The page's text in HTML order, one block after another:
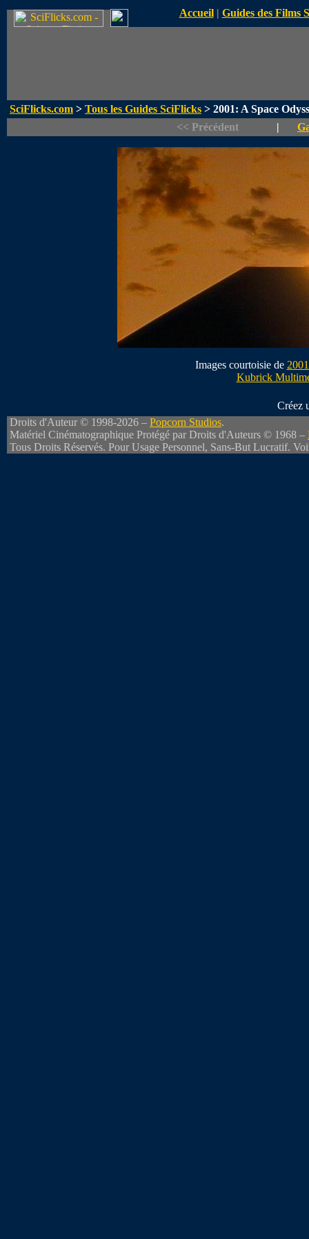
Accueil| Guides des Films
SciFlicks.com > Tous les Guides SciFlicks > 2001: A Space
<< Précédent
|
Images courtoisie de
Kubrick
Créez
Droits d'Auteur © 1998-2026 – Popcorn Studios.
Matériel Cinématographique Protégé par Droits d'Auteurs © 1968 –
Tous Droits Réservés. Pour Usage Personnel, Sans-But Lucratif.